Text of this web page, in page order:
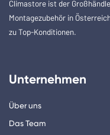
Climastore ist der
Montagezubehör in
zu Top-Konditionen.
Unternehmen
Über uns
Das Team